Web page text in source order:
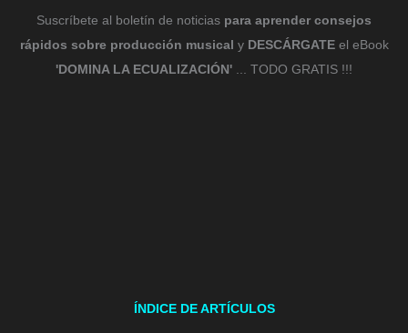
Suscríbete al boletín de noticias para aprender consejos
rápidos sobre producción musical y DESCÁRGATEel eBook
'DOMINA LA ECUALIZACIÓN' ... TODO GRATIS !!!
ÍNDICE DE ARTÍCULOS